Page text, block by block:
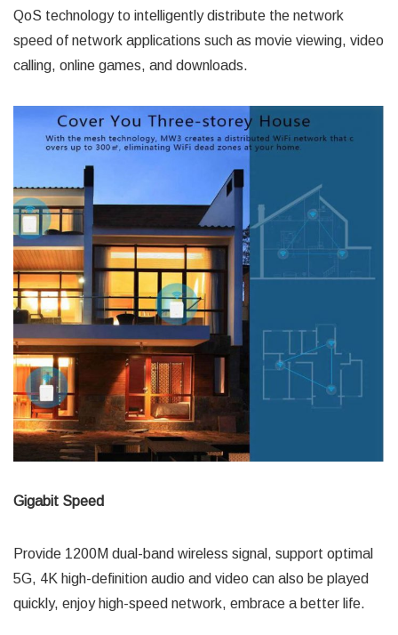
QoS technology to intelligently distribute the network
speed of network applications such as movie viewing, video
calling, online games, and downloads.
Gigabit Speed
Provide 1200M dual-band wireless signal, support optimal
5G, 4K high-definition audio and video can also be played
quickly, enjoy high-speed network, embrace a better life.